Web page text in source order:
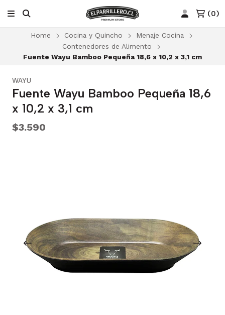
(0)
Home Cocina y Quincho
Menaje Cocina
Contenedores de Alimento
Fuente Wayu Bamboo Pequeña 18,6 x 10,2 x 3,1 cm
WAYU
Fuente Wayu Bamboo Pequeña 18,6
x 10,2 x 3,1 cm
$3.590